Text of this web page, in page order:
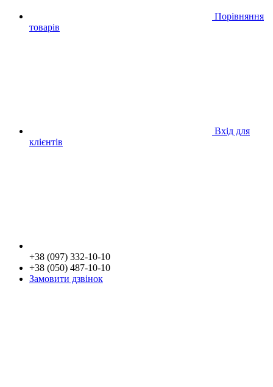
Порівняння
товарів
Вхід для
клієнтів
+38 (097) 332-10-10
+38 (050) 487-10-10
Замовити дзвінок